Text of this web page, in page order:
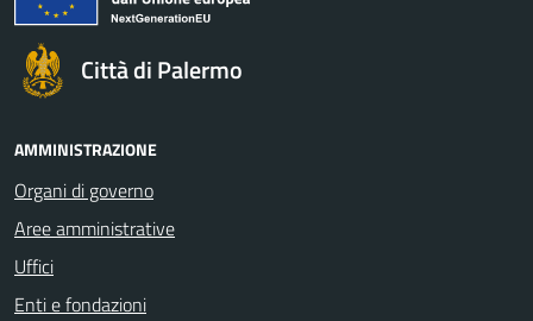
Città di Palermo
AMMINISTRAZIONE
Organi di governo
Aree amministrative
Uffici
Enti e fondazioni